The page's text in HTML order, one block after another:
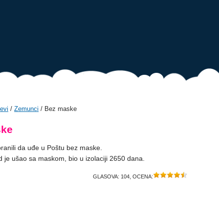
/ Zemunci / Bez maske
da uđe u Poštu bez maske.
je ušao sa maskom, bio u izolaciji 2650 dana.
GLASOVA: 104 , OCENA: